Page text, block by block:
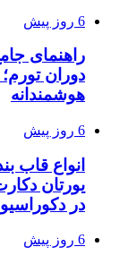
6 روز پیش
راهنمای
دوران تورم؛
هوشمندانه
6 روز پیش
انواع قاب
یورتان
در
6 روز پیش